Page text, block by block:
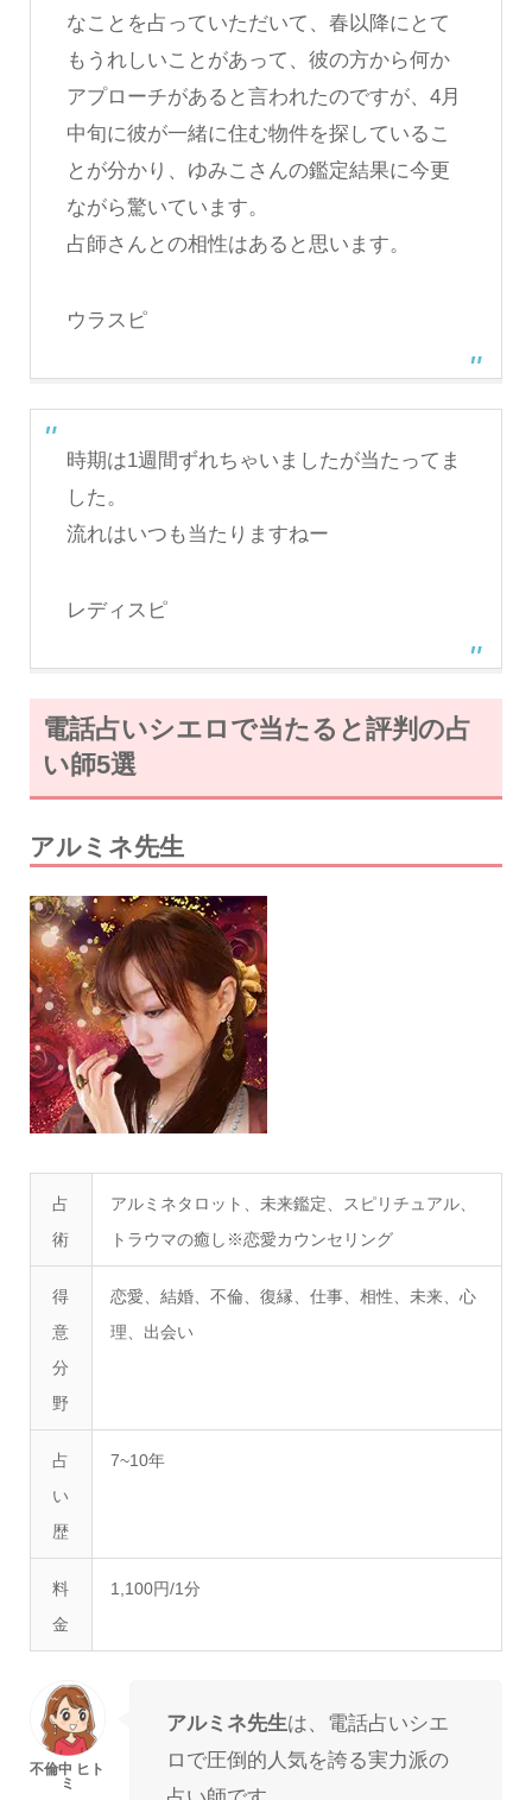
なことを占っていただいて、春以降にとて
もうれしいことがあって、彼の方から何か
アプローチがあると言われたのですが、4月
中旬に彼が一緒に住む物件を探しているこ
とが分かり、ゆみこさんの鑑定結果に今更
ながら驚いています。
占師さんとの相性はあると思います。
ウラスピ
時期は1週間ずれちゃいましたが当たってま
した。
流れはいつも当たりますねー
レディスピ
電話占いシエロで当たると評判の占
い師5選
アルミネ先生
占
術
アルミネタロット、未来鑑定、スピリチュアル、
トラウマの癒し※恋愛カウンセリング
得
意
分
野
恋愛、結婚、不倫、復縁、仕事、相性、未来、心
理、出会い
占
い
歴
7~10年
料
金
1,100円/1分
アルミネ先生は、電話占いシエ
ロで圧倒的人気を誇る実力派の